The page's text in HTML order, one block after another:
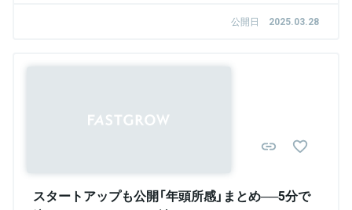
公開日 2025.03.28
スタートアップも公開「年頭所感」まとめ──5分で